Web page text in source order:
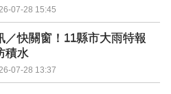
07-28 15:45
／快關窗！11縣市大雨特報
積水
07-28 13:37